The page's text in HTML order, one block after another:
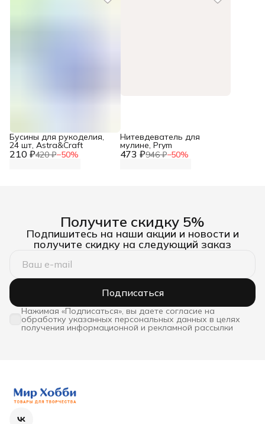
210 ₽420 ₽−50%
Бусины для рукоделия,
24 шт, Astra&Craft
473 ₽946 ₽−50%
Нитевдеватель для
мулине, Prym
Получите скидку 5%
Подпишитесь на наши акции и новости и
получите скидку на следующий заказ
Подписаться
Нажимая «Подписаться», вы даете согласие на
обработку указанных персональных данных в целях
получения информационной и рекламной рассылки